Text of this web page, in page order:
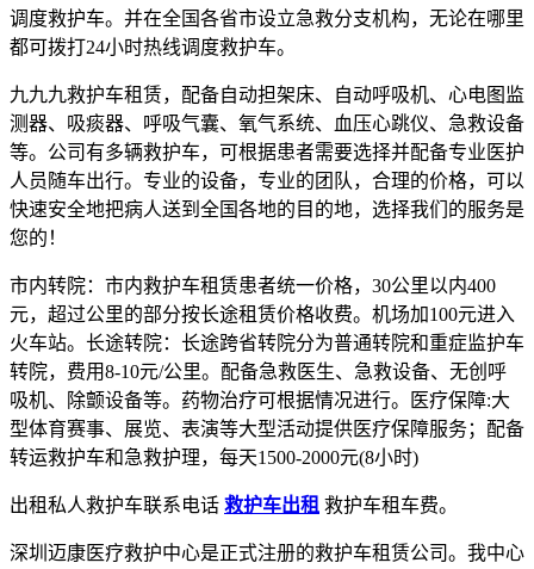
调度救护车。并在全国各省市设立急救分支机构，无论在哪里
都可拨打24小时热线调度救护车。
九九九救护车租赁，配备自动担架床、自动呼吸机、心电图监
测器、吸痰器、呼吸气囊、氧气系统、血压心跳仪、急救设备
等。公司有多辆救护车，可根据患者需要选择并配备专业医护
人员随车出行。专业的设备，专业的团队，合理的价格，可以
快速安全地把病人送到全国各地的目的地，选择我们的服务是
您的！
市内转院：市内救护车租赁患者统一价格，30公里以内400
元，超过公里的部分按长途租赁价格收费。机场加100元进入
火车站。长途转院：长途跨省转院分为普通转院和重症监护车
转院，费用8-10元/公里。配备急救医生、急救设备、无创呼
吸机、除颤设备等。药物治疗可根据情况进行。医疗保障:大
型体育赛事、展览、表演等大型活动提供医疗保障服务；配备
转运救护车和急救护理，每天1500-2000元(8小时)
出租私人救护车联系电话 救护车出租 救护车租车费。
深圳迈康医疗救护中心是正式注册的救护车租赁公司。我中心